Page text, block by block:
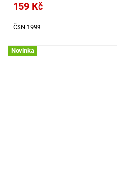
159 Kč
ČSN 1999
Novinka